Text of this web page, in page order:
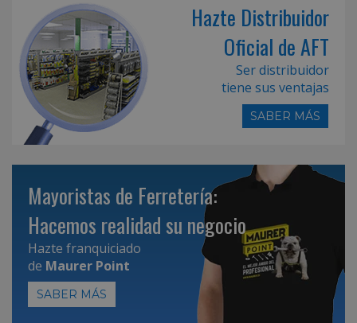
Hazte Distribuidor
Oficial de AFT
Ser distribuidor
tiene sus ventajas
SABER MÁS
Mayoristas de Ferretería:
Hacemos realidad su negocio
Hazte franquiciado
de Maurer Point
SABER MÁS